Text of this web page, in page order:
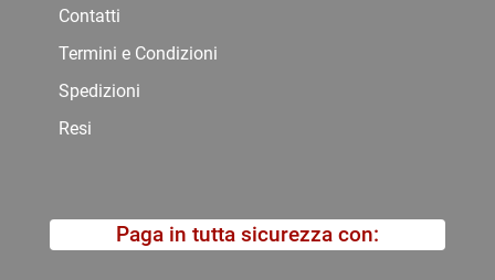
Contatti
Termini e Condizioni
Spedizioni
Resi
Paga in tutta sicurezza con: